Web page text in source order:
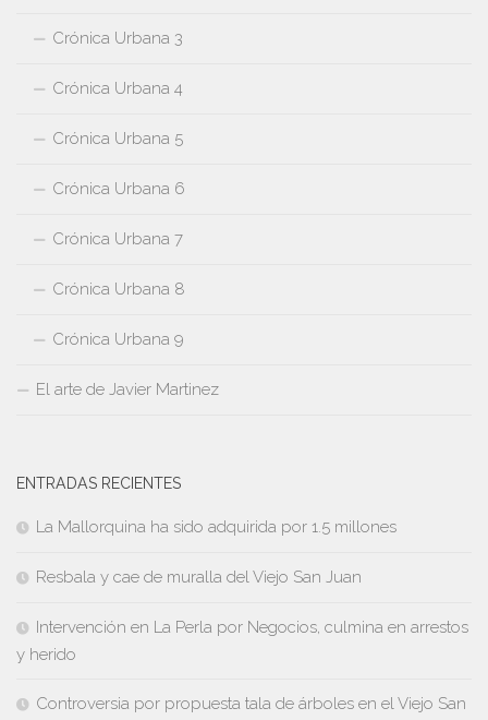
Crónica Urbana 3
Crónica Urbana 4
Crónica Urbana 5
Crónica Urbana 6
Crónica Urbana 7
Crónica Urbana 8
Crónica Urbana 9
El arte de Javier Martinez
ENTRADAS RECIENTES
La Mallorquina ha sido adquirida por 1.5 millones
Resbala y cae de muralla del Viejo San Juan
Intervención en La Perla por Negocios, culmina en arrestos
y herido
Controversia por propuesta tala de árboles en el Viejo San